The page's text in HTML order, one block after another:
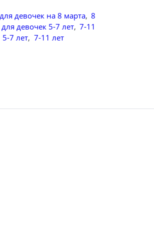
девочек на 8 марта, 8
девочек 5-7 лет, 7-11
5-7 лет, 7-11 лет